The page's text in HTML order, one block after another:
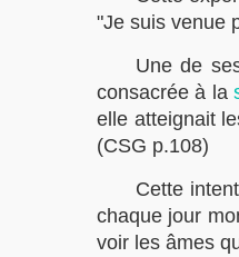
"Je suis venue
Une de
consacrée à la
elle atteignait
(CSG p.108)
Cette
chaque jour
voir les âmes